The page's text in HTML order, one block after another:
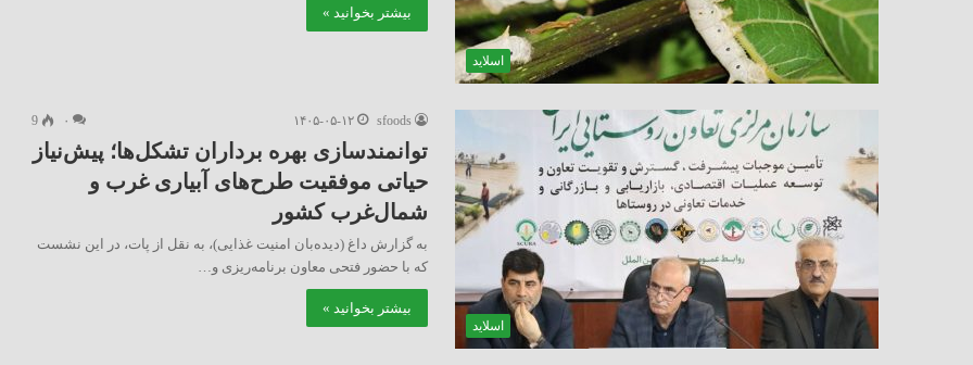
اسلاید
بیشتر بخوانید »
اسلاید
sfoods ۱۴۰۵-۰۵-۱۲ ۰ 9
توانمندسازی بهره برداران تشکل‌ها؛ پیش‌نیاز
حیاتی موفقیت طرح‌های آبیاری غرب و
شمال‌غرب کشور
به گزارش داغ (دیده‌بان امنیت غذایی)، به نقل از پات، در این نشست
که با حضور فتحی معاون برنامه‌ریزی و…
بیشتر بخوانید »